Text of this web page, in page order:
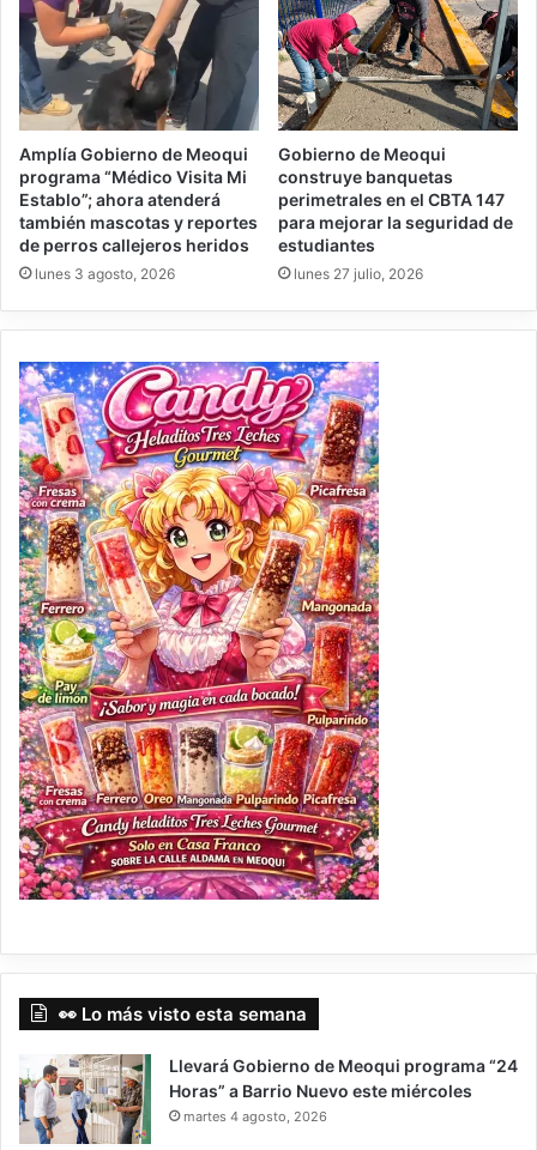
Amplía Gobierno de Meoqui
programa “Médico Visita Mi
Establo”; ahora atenderá
también mascotas y reportes
de perros callejeros heridos
lunes 3 agosto, 2026
Gobierno de Meoqui
construye banquetas
perimetrales en el CBTA 147
para mejorar la seguridad de
estudiantes
lunes 27 julio, 2026
👀 Lo más visto esta semana
Llevará Gobierno de Meoqui programa “24
Horas” a Barrio Nuevo este miércoles
martes 4 agosto, 2026